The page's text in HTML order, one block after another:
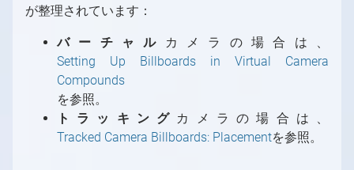
が整理されています：
バーチャル
カメラの場合は、
Setting Up Billboards in Virtual Camera
Compounds
を参照。
トラッキング カメラの場合は、
Tracked Camera Billboards: Placementを参照。